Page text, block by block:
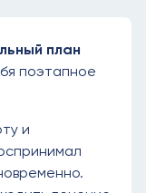
план
поэтапное
и